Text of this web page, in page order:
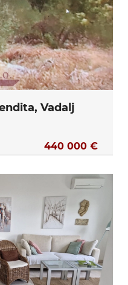
Vadalj
440 000 €